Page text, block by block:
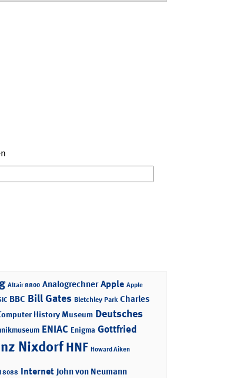
Altair 8800 Analogrechner Apple Apple
BBC Bill Gates Bletchley Park Charles
History Museum Deutsches
ENIAC Enigma Gottfried
NixdorfHNF Howard Aiken
8088 Internet John von Neumann